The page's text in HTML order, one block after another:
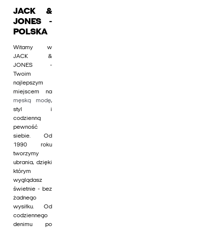
JACK &
JONES -
POLSKA
Witamy w
JACK &
JONES -
Twoim
najlepszym
miejscem na
męską modę,
styl i
codzienną
pewność
siebie. Od
1990 roku
tworzymy
ubrania, dzięki
którym
wyglądasz
świetnie - bez
żadnego
wysiłku. Od
codziennego
denimu po